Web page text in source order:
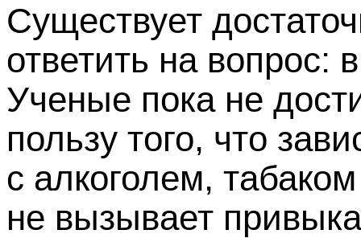
Существует
ответить на вопрос:
Ученые пока не
пользу того, что
с алкоголем,
не вызывает